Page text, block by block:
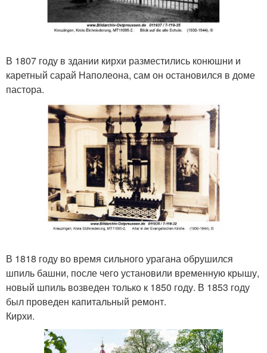
В 1807 году в здании кирхи разместились конюшни и
каретный сарай Наполеона, сам он остановился в доме
пастора.
В 1818 году во время сильного урагана обрушился
шпиль башни, после чего установили временную крышу,
новый шпиль возведен только к 1850 году. В 1853 году
был проведен капитальный ремонт.
Кирхи.